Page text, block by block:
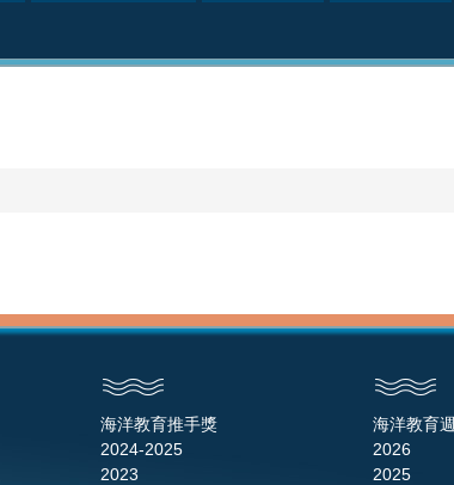
海洋教育推手獎
2024-2025
2023
海洋教育週
2026
2025